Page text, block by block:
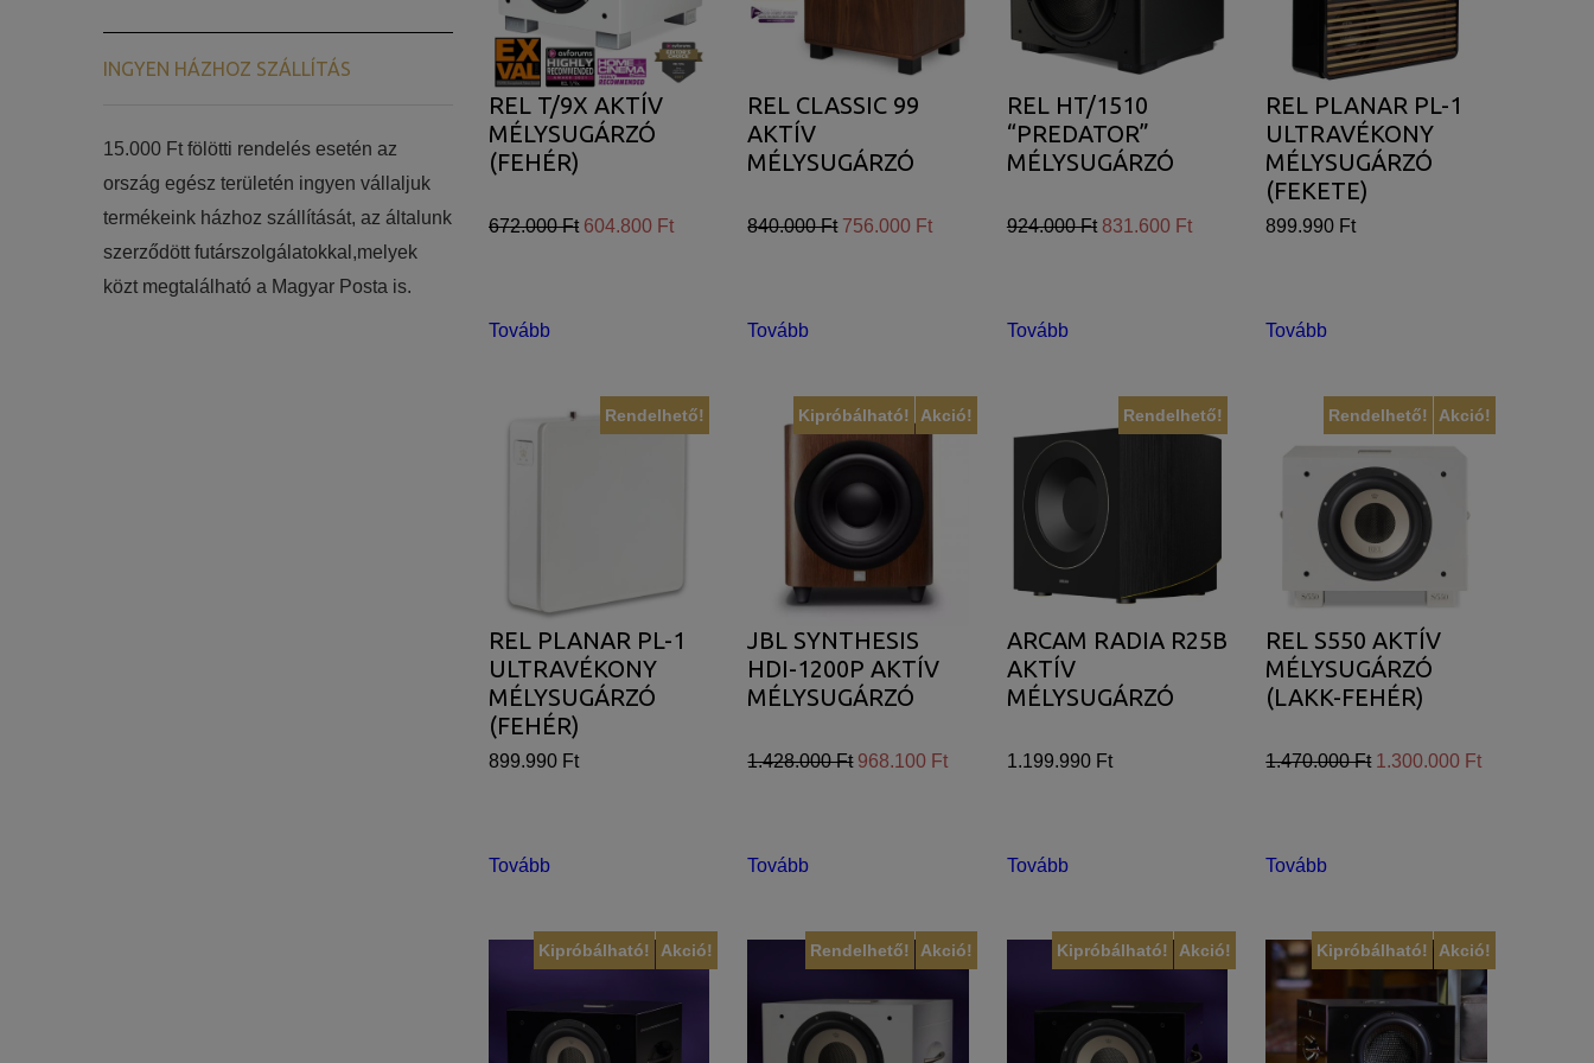
REL T/9X AKTÍV
MÉLYSUGÁRZÓ
(FEHÉR)
672.000 Ft 604.800 Ft
Tovább
REL CLASSIC 99
AKTÍV
MÉLYSUGÁRZÓ
840.000 Ft 756.000 Ft
Tovább
REL HT/1510
“PREDATOR”
MÉLYSUGÁRZÓ
924.000 Ft 831.600 Ft
Tovább
REL PLANAR PL-1
ULTRAVÉKONY
MÉLYSUGÁRZÓ
(FEKETE)
899.990 Ft
Tovább
Rendelhető!
REL PLANAR PL-1
ULTRAVÉKONY
MÉLYSUGÁRZÓ
(FEHÉR)
899.990 Ft
Tovább
Akció!
Kipróbálható!
JBL SYNTHESIS
HDI-1200P AKTÍV
MÉLYSUGÁRZÓ
1.428.000 Ft 968.100 Ft
Tovább
Rendelhető!
ARCAM RADIA R25B
AKTÍV
MÉLYSUGÁRZÓ
1.199.990 Ft
Tovább
Akció!
Rendelhető!
REL S550 AKTÍV
MÉLYSUGÁRZÓ
(LAKK-FEHÉR)
1.470.000 Ft 1.300.000 Ft
Tovább
Akció!
Kipróbálható! Akció!
Rendelhető! Akció!
Kipróbálható! Akció!
Kipróbálható!
INGYEN HÁZHOZ SZÁLLÍTÁS
15.000 Ft fölötti rendelés esetén az
ország egész területén ingyen vállaljuk
termékeink házhoz szállítását, az általunk
szerződött futárszolgálatokkal,melyek
közt megtalálható a Magyar Posta is.